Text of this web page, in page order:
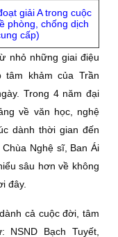
giải A trong cuộc
phòng, chống dịch
cấp)
nhỏ những giai điệu
khảm của Trần
Trong 4 năm đại
về văn học, nghệ
dành thời gian đến
Nghệ sĩ, Ban Ái
sâu hơn về không
đây.
cả cuộc đời, tâm
NSND Bạch Tuyết,